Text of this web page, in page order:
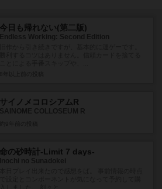
今日も帰れない(第二版)
サイノメコロシアムR
命の砂時計-Limit 7 days-